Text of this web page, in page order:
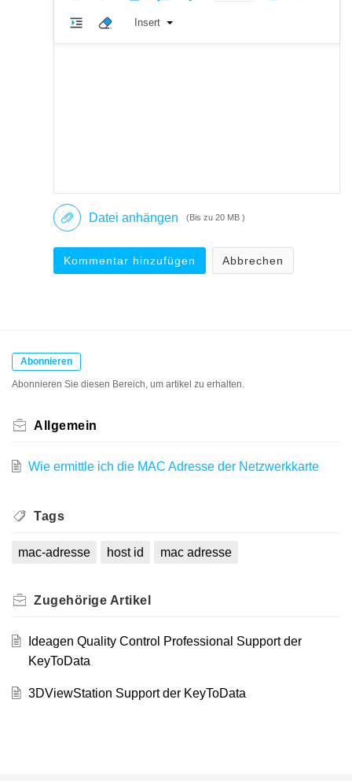
Insert
Datei anhängen (Bis zu 20 MB )
Kommentar hinzufügen Abbrechen
Abonnieren
Abonnieren Sie diesen Bereich, um artikel zu erhalten.
Allgemein
Wie ermittle ich die MAC Adresse der Netzwerkkarte
Tags
mac-adresse host id mac adresse
Zugehörige Artikel
Ideagen Quality Control Professional Support der
KeyToData
3DViewStation Support der KeyToData